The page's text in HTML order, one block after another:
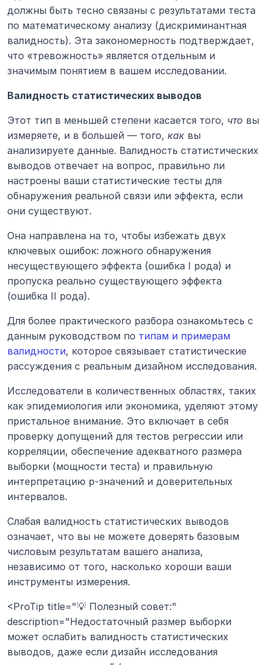
должны быть тесно связаны с результатами теста
по математическому анализу (дискриминантная
валидность). Эта закономерность подтверждает,
что «тревожность» является отдельным и
значимым понятием в вашем исследовании.
Валидность статистических выводов
Этот тип в меньшей степени касается того, что вы
измеряете, и в большей — того, как вы
анализируете данные. Валидность статистических
выводов отвечает на вопрос, правильно ли
настроены ваши статистические тесты для
обнаружения реальной связи или эффекта, если
они существуют.
Она направлена на то, чтобы избежать двух
ключевых ошибок: ложного обнаружения
несуществующего эффекта (ошибка I рода) и
пропуска реально существующего эффекта
(ошибка II рода).
Для более практического разбора ознакомьтесь с
данным руководством по типам и примерам
валидности, которое связывает статистические
рассуждения с реальным дизайном исследования.
Исследователи в количественных областях, таких
как эпидемиология или экономика, уделяют этому
пристальное внимание. Это включает в себя
проверку допущений для тестов регрессии или
корреляции, обеспечение адекватного размера
выборки (мощности теста) и правильную
интерпретацию p-значений и доверительных
интервалов.
Слабая валидность статистических выводов
означает, что вы не можете доверять базовым
числовым результатам вашего анализа,
независимо от того, насколько хороши ваши
инструменты измерения.
<ProTip title="💡 Полезный совет:"
description="Недостаточный размер выборки
может ослабить валидность статистических
выводов, даже если дизайн исследования